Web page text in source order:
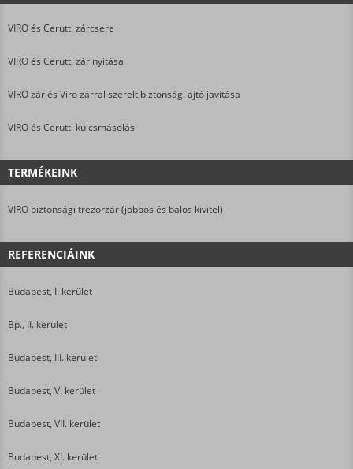
VIRO és Cerutti zárcsere
VIRO és Cerutti zár nyitása
VIRO zár és Viro zárral szerelt biztonsági ajtó javítása
VIRO és Cerutti kulcsmásolás
TERMÉKEINK
VIRO biztonsági trezorzár (jobbos és balos kivitel)
REFERENCIÁINK
Budapest, I. kerület
Bp., II. kerület
Budapest, III. kerület
Budapest, V. kerület
Budapest, VII. kerület
Budapest, XI. kerület